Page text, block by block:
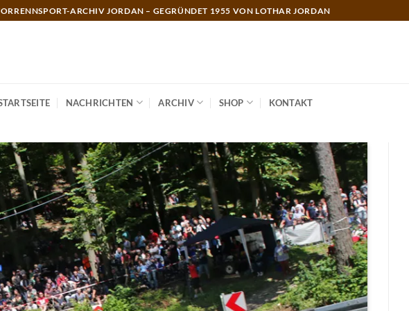
ARCHIV JORDAN – GEGRÜNDET 1955 VON LOTHAR JORDAN
NACHRICHTEN ARCHIV SHOP KONTAKT